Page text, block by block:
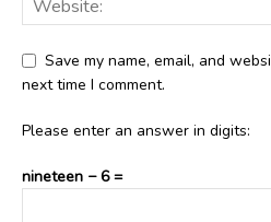
Save my name, email, and
next time I comment.
Please enter an answer in digits:
nineteen − 6 =